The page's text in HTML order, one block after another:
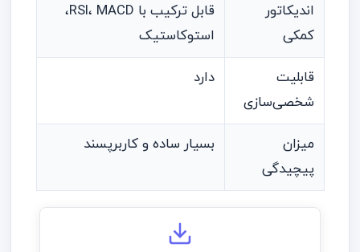
اندیکاتور
کمکی
قابل ترکیب با RSI، MACD،
استوکاستیک
قابلیت
شخصی‌سازی
دارد
میزان
پیچیدگی
بسیار ساده و کاربرپسند